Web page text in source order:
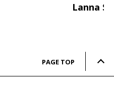
Lanna
PAGE TOP